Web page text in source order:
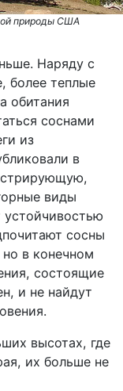
природы США
Наряду с
более теплые
обитания
соснами
из
в
виды
сосны
в конечном
состоящие
и не найдут
высотах, где
их больше не